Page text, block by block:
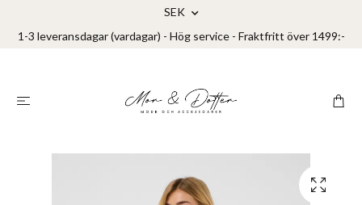
SEK
1-3 leveransdagar (vardagar) - Hög service - Fraktfritt över 1499:-